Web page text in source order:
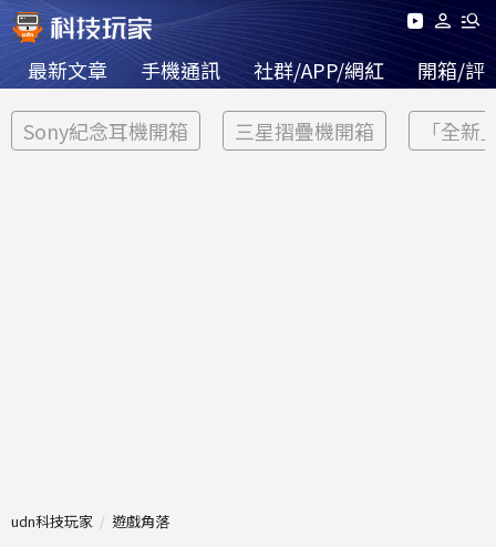
最新文章 手機通訊 社群/APP/網紅 開箱/評
Sony紀念耳機開箱 三星摺疊機開箱 「全新
udn科技玩家 遊戲角落